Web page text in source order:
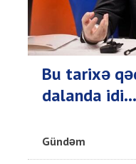
Bu tarixə
dalanda idi...
Gündəm